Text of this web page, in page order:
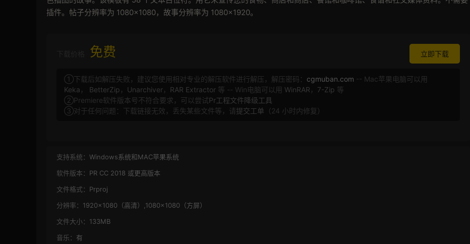
插件。帖子分辨率为 1080×1080，故事分辨率为 1080×1920。
免费 立即下载
①下载后如解压失败，建议您使用相对专业的解压软件进行解压，解压密码： cgmuban.com -- Mac苹果电脑可以用
Keka ， BetterZip ， Unarchiver， RAR Extractor 等 -- Win电脑可以用 WinRAR ， 7-Zip 等
②Premiere软件版本号不符合要求，可以尝试Pr工程文件降级工具
③对于任何问题：下载链接无效，丢失某些文件等，请提交工单 （24 小时内修复）
支持系统： Windows系统和MAC苹果系统
软件版本： PR CC 2018 或更高版本
文件格式： Prproj
分辨率： 1920×1080（高清）,1080×1080（方屏）
文件大小： 133MB
音乐： 有